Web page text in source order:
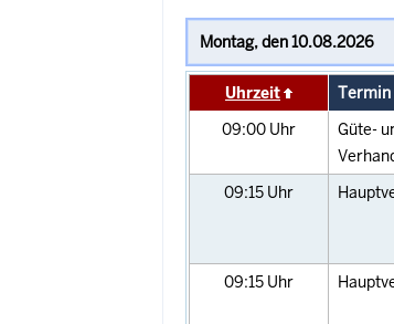
Uhrzeit Termin
09:00 Uhr
Güte-
09:15 Uhr
09:15 Uhr